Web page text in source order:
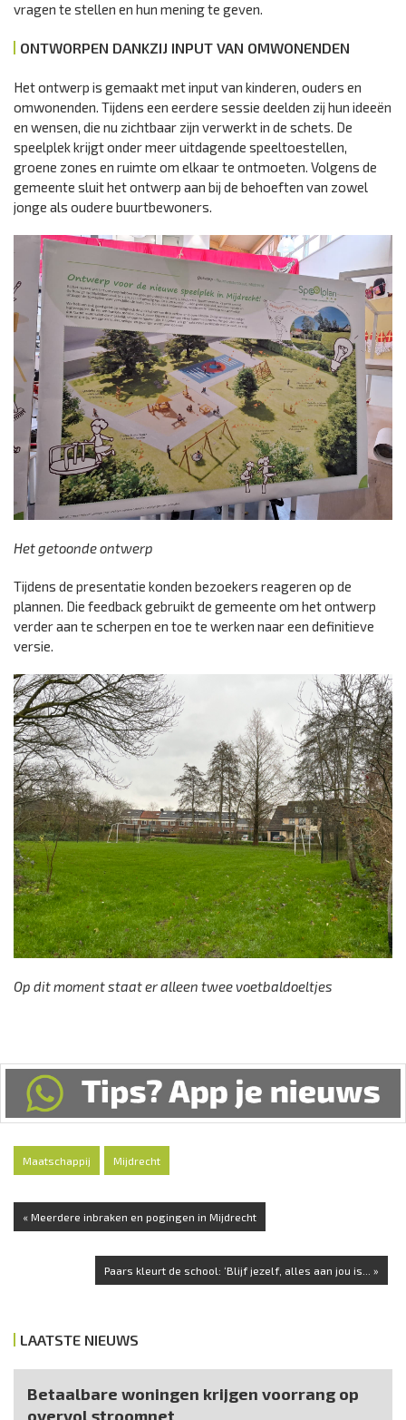
vragen te stellen en hun mening te geven.
ONTWORPEN DANKZIJ INPUT VAN OMWONENDEN
Het ontwerp is gemaakt met input van kinderen, ouders en
omwonenden. Tijdens een eerdere sessie deelden zij hun ideeën
en wensen, die nu zichtbaar zijn verwerkt in de schets. De
speelplek krijgt onder meer uitdagende speeltoestellen,
groene zones en ruimte om elkaar te ontmoeten. Volgens de
gemeente sluit het ontwerp aan bij de behoeften van zowel
jonge als oudere buurtbewoners.
Het getoonde ontwerp
Tijdens de presentatie konden bezoekers reageren op de
plannen. Die feedback gebruikt de gemeente om het ontwerp
verder aan te scherpen en toe te werken naar een definitieve
versie.
Op dit moment staat er alleen twee voetbaldoeltjes
Maatschappij Mijdrecht
« Meerdere inbraken en pogingen in Mijdrecht
Paars kleurt de school: ‘Blijf jezelf, alles aan jou is... »
LAATSTE NIEUWS
Betaalbare woningen krijgen voorrang op
overvol stroomnet